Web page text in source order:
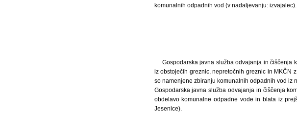
komunalnih odpadnih vod (v nadaljevanju: izvajalec).
Gospodarska javna služba odvajanja in čiščenja
iz obstoječih greznic, nepretočnih greznic in MKČN
so namenjene zbiranju komunalnih odpadnih vod iz
Gospodarska javna služba odvajanja in čiščenja
obdelavo komunalne odpadne vode in blata iz
Jesenice).